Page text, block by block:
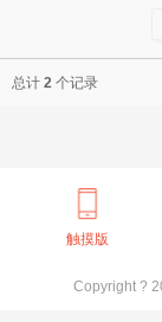
总计 2 个记录
触摸版
Copyright ?